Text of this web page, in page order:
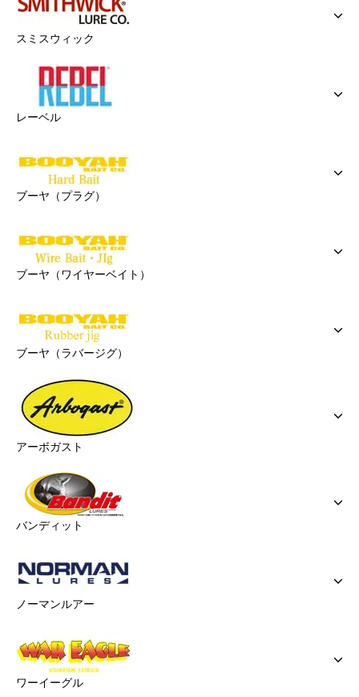
スミスウィック
レーベル
ブーヤ（プラグ）
ブーヤ（ワイヤーベイト）
ブーヤ（ラバージグ）
アーボガスト
バンディット
ノーマンルアー
ワーイーグル